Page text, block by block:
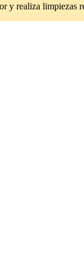
y realiza limpiezas